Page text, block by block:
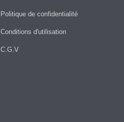
Politique de confidentialité
Conditions d'utilisation
C.G.V